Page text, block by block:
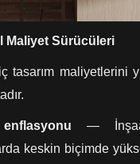
Maliyet Sürücüleri
tasarım maliyetlerini
—
keskin biçimde